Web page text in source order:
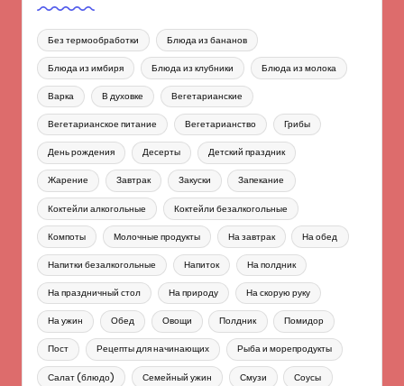
Без термообработки Блюда из бананов
Блюда из имбиря Блюда из клубники Блюда из молока
Варка В духовке Вегетарианские
Вегетарианское питание Вегетарианство Грибы
День рождения Десерты Детский праздник
Жарение Завтрак Закуски Запекание
Коктейли алкогольные Коктейли безалкогольные
Компоты Молочные продукты На завтрак На обед
Напитки безалкогольные Напиток На полдник
На праздничный стол На природу На скорую руку
На ужин Обед Овощи Полдник Помидор
Пост Рецепты для начинающих Рыба и морепродукты
Салат (блюдо) Семейный ужин Смузи Соусы